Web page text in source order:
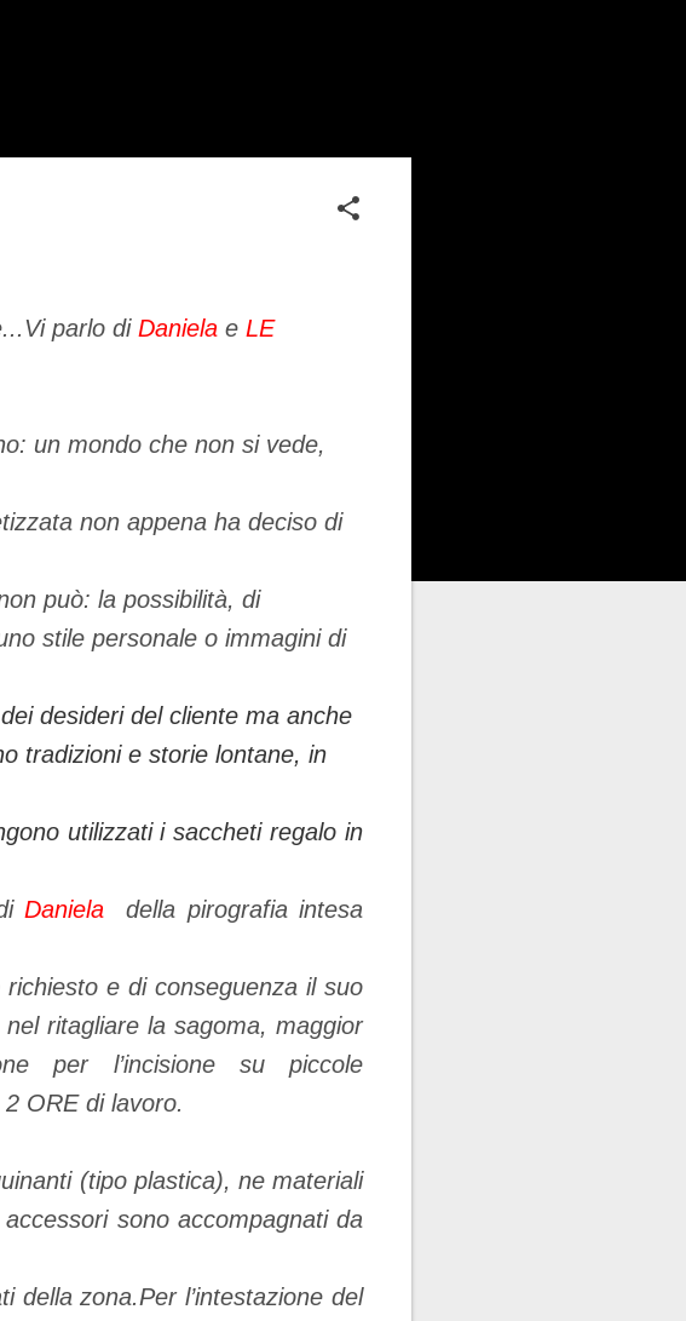
parlo di Daniela e LE
un mondo che non si vede,
non appena ha deciso di
può: la possibilità, di
stile personale o immagini di
desideri del cliente ma anche
tradizioni e storie lontane, in
utilizzati i saccheti regalo in
Danieladella pirografia intesa
e di conseguenza il suo
ritagliare la sagoma, maggior
per l’incisione su piccole
ORE di lavoro.
(tipo plastica), ne materiali
sono accompagnati da
della zona.Per l’intestazione del